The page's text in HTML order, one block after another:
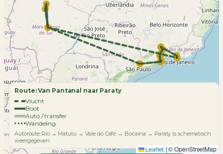
Route: Van Pantanal naar Paraty
Vlucht
Boot
Auto / transfer
Wandeling
Autoroute Rio → Matutu → Vale do Café → Bocaina → Paraty is schematisch
weergegeven.
Leaflet |© OpenStreetMap